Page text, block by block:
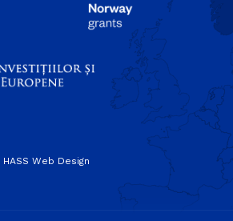
HASS Web Design